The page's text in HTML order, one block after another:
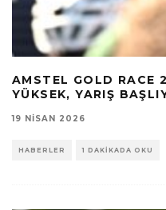
AMSTEL GOLD RACE
YÜKSEK, YARIŞ
19 NISAN 2026
HABERLER 1 DAKIKADA OKU